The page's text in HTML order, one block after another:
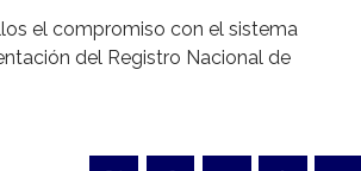
el compromiso con el sistema
del Registro Nacional de